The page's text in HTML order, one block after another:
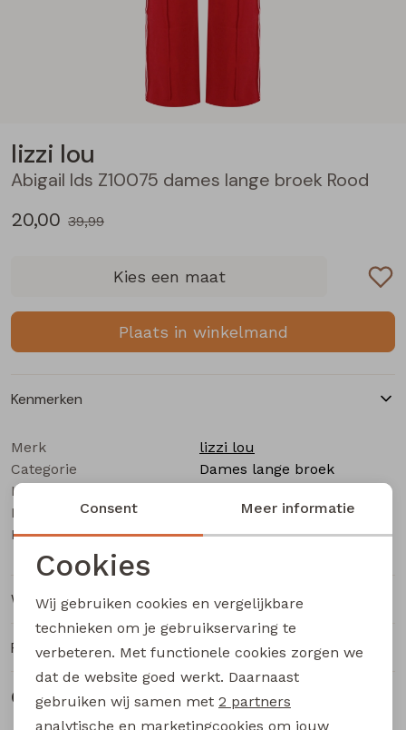
Blouses lange mouw
Pullover
Blazers
Buitenjack
Bermuda's
Piraat broeken
Lange broeken
Bermudas
Rokken
Vesten
lizzi lou
Abigail lds Z10075 dames lange broek Rood
20,00 39,99
Kies een maat
Plaats in winkelmand
Kenmerken
Merk
lizzi lou
Categorie
Dames lange broek
Leverancierscode
Bestelcode
233001240
Kleur
Rood
Winkelvoorraad
Ruilen en retourneren
Gerelateerde producten
Nieuw
Noodzakelijke cookies
Analytische cookies
Marketing cookies
Consent Meer informatie
Cookies
Wij gebruiken cookies en vergelijkbare
technieken om je gebruikservaring te
verbeteren. Met functionele cookies zorgen we
dat de website goed werkt. Daarnaast
gebruiken wij samen met 2 partners
analytische en marketingcookies om jouw